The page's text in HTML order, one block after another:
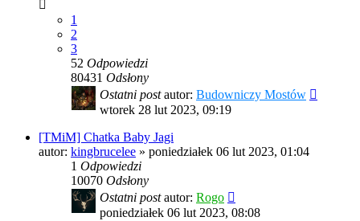
1
2
3
52 Odpowiedzi
80431 Odsłony
Ostatni postautor: Budowniczy Mostów
wtorek 28 lut 2023, 09:19
[TMiM] Chatka Baby Jagi
autor: kingbrucelee » poniedziałek 06 lut 2023, 01:04
1 Odpowiedzi
10070 Odsłony
Ostatni postautor: Rogo
poniedziałek 06 lut 2023, 08:08